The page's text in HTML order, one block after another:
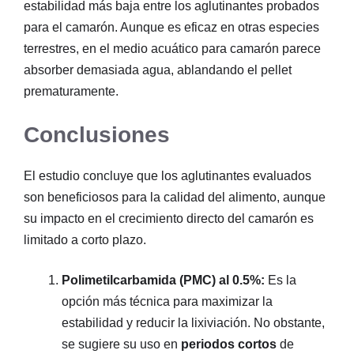
estabilidad más baja entre los aglutinantes probados
para el camarón. Aunque es eficaz en otras especies
terrestres, en el medio acuático para camarón parece
absorber demasiada agua, ablandando el pellet
prematuramente.
Conclusiones
El estudio concluye que los aglutinantes evaluados
son beneficiosos para la calidad del alimento, aunque
su impacto en el crecimiento directo del camarón es
limitado a corto plazo.
Polimetilcarbamida (PMC) al 0.5%: Es la
opción más técnica para maximizar la
estabilidad y reducir la lixiviación. No obstante,
se sugiere su uso en periodos cortos de